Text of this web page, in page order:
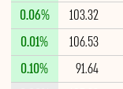
103.32
0.06%
106.53
0.01%
91.64
0.10%